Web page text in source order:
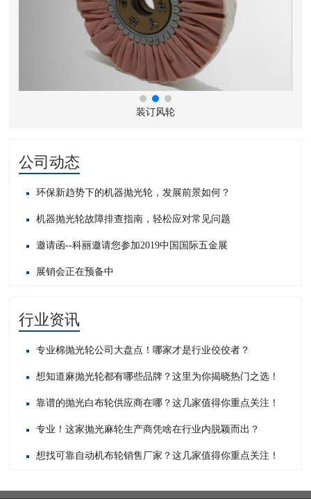
装订风轮
公司动态
环保新趋势下的机器抛光轮，发展前景如何？
机器抛光轮故障排查指南，轻松应对常见问题​
邀请函--科丽邀请您参加2019中国国际五金展
展销会正在预备中
行业资讯
专业棉抛光轮公司大盘点！哪家才是行业佼佼者？
想知道麻抛光轮都有哪些品牌？这里为你揭晓热门之选！
靠谱的抛光白布轮供应商在哪？这几家值得你重点关注！
专业！这家抛光麻轮生产商凭啥在行业内脱颖而出？
想找可靠自动机布轮销售厂家？这几家值得你重点关注！